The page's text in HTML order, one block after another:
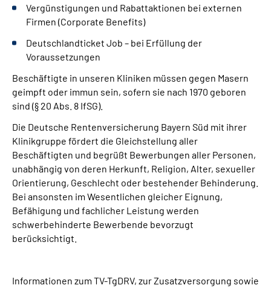
Vergünstigungen und Rabattaktionen bei externen
Firmen (Corporate Benefits)
Deutschlandticket Job – bei Erfüllung der
Voraussetzungen
Beschäftigte in unseren Kliniken müssen gegen Masern
geimpft oder immun sein, sofern sie nach 1970 geboren
sind (§ 20 Abs. 8 IfSG).
Die Deutsche Rentenversicherung Bayern Süd mit ihrer
Klinikgruppe fördert die Gleichstellung aller
Beschäftigten und begrüßt Bewerbungen aller Personen,
unabhängig von deren Herkunft, Religion, Alter, sexueller
Orientierung, Geschlecht oder bestehender Behinderung.
Bei ansonsten im Wesentlichen gleicher Eignung,
Befähigung und fachlicher Leistung werden
schwerbehinderte Bewerbende bevorzugt
berücksichtigt.
Informationen zum TV-TgDRV, zur Zusatzversorgung sowie